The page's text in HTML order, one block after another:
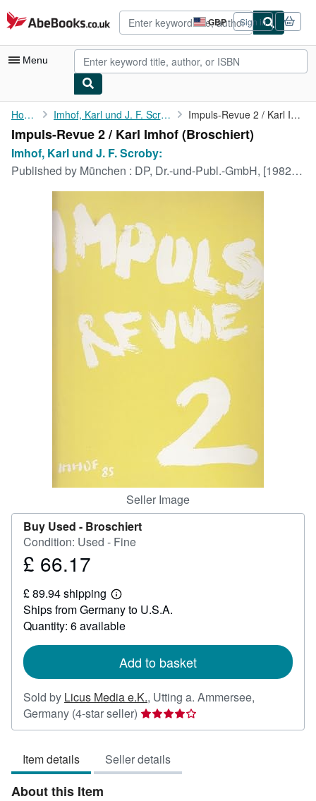
Skip to main content
AbeBooks.co.uk GBP
Site
shopping
preferences
Sign in
Menu
My Account
My Purchases
Advanced Search
Rare Books
Art & Collectables
Home Imhof, Karl und J. F. Scroby: Impuls-Revue 2 / Karl Imhof
Impuls-Revue 2 / Karl Imhof (Broschiert)
Imhof, Karl und J. F. Scroby:
Published by München : DP, Dr.-und-Publ.-GmbH, [1982?]., 1982
Seller Image
Buy Used - Broschiert
Condition: Used - Fine
Price
66.17
£ 66.17
£ 89.94 shipping
Learn
more
about
shipping
Ships from Germany to U.S.A.
Quantity: 6 available
Add to basket
Sold by Licus Media e.K., Utting a. Ammersee,
Germany (4-star seller) Seller
rating
out
of
Item details Seller details
About this Item